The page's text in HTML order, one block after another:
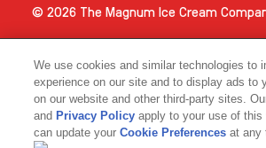
Link opens in new tab
© 2026 The Magnum Ice Cream
We use cookies and similar technologies to
experience on our site and to display ads to
on our website and other third-party sites.
and Privacy Policy apply to your use of this
can update yourCookie Preferences at any